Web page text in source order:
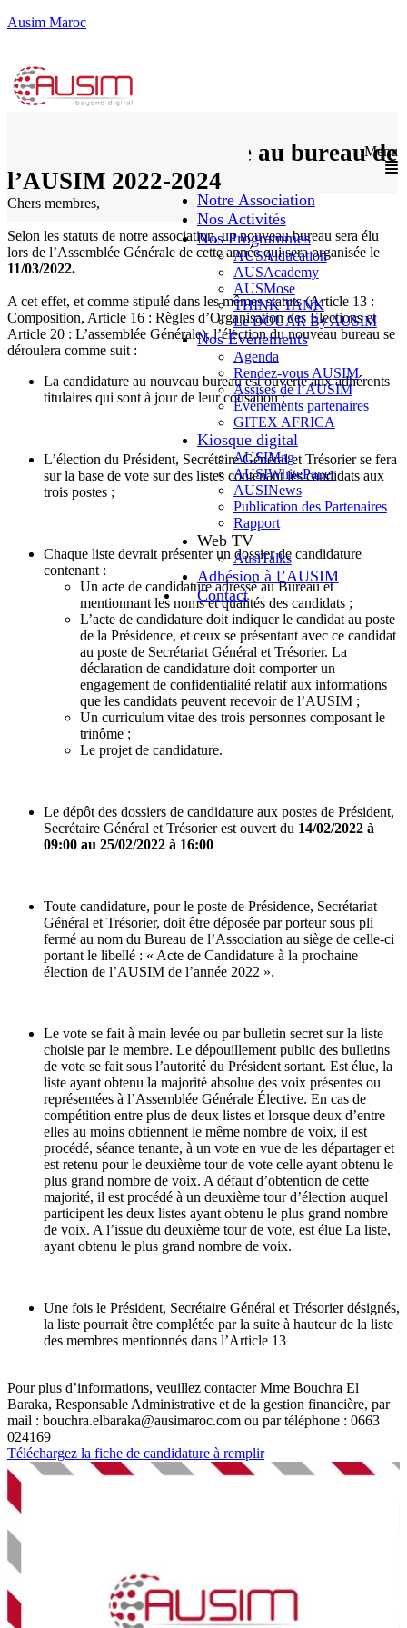
Ausim Maroc
Menu
Notre Association
Nos Activités
Nos Programmes
AUSAiducation
AUSAcademy
AUSMose
THINK TANK
Le DOUAR By AUSIM
Nos Événements
Agenda
Rendez-vous AUSIM
Assises de l’AUSIM
Événements partenaires
GITEX AFRICA
Kiosque digital
AUSIMag
AUSIWhitePaper
AUSINews
Publication des Partenaires
Rapport
Web TV
AusiTalks
Adhésion à l’AUSIM
Contact
Appel à candidature au bureau de
l’AUSIM 2022-2024
Chers membres,
Selon les statuts de notre association, un nouveau bureau sera élu
lors de l’Assemblée Générale de cette année qui sera organisée le
11/03/2022.
A cet effet, et comme stipulé dans les mêmes statuts (Article 13 :
Composition, Article 16 : Règles d’Organisation des Élections et
Article 20 : L’assemblée Générale), l’élection du nouveau bureau se
déroulera comme suit :
La candidature au nouveau bureau est ouverte aux adhérents
titulaires qui sont à jour de leur cotisation ;
L’élection du Président, Secrétaire Général et Trésorier se fera
sur la base de vote sur des listes contenant les candidats aux
trois postes ;
Chaque liste devrait présenter un dossier de candidature
contenant :
Un acte de candidature adressé au Bureau et
mentionnant les noms et qualités des candidats ;
L’acte de candidature doit indiquer le candidat au poste
de la Présidence, et ceux se présentant avec ce candidat
au poste de Secrétariat Général et Trésorier. La
déclaration de candidature doit comporter un
engagement de confidentialité relatif aux informations
que les candidats peuvent recevoir de l’AUSIM ;
Un curriculum vitae des trois personnes composant le
trinôme ;
Le projet de candidature.
Le dépôt des dossiers de candidature aux postes de Président,
Secrétaire Général et Trésorier est ouvert du 14/02/2022 à
09:00 au 25/02/2022 à 16:00
Toute candidature, pour le poste de Présidence, Secrétariat
Général et Trésorier, doit être déposée par porteur sous pli
fermé au nom du Bureau de l’Association au siège de celle-ci
portant le libellé : « Acte de Candidature à la prochaine
élection de l’AUSIM de l’année 2022 ».
Le vote se fait à main levée ou par bulletin secret sur la liste
choisie par le membre. Le dépouillement public des bulletins
de vote se fait sous l’autorité du Président sortant. Est élue, la
liste ayant obtenu la majorité absolue des voix présentes ou
représentées à l’Assemblée Générale Élective. En cas de
compétition entre plus de deux listes et lorsque deux d’entre
elles au moins obtiennent le même nombre de voix, il est
procédé, séance tenante, à un vote en vue de les départager et
est retenu pour le deuxième tour de vote celle ayant obtenu le
plus grand nombre de voix. A défaut d’obtention de cette
majorité, il est procédé à un deuxième tour d’élection auquel
participent les deux listes ayant obtenu le plus grand nombre
de voix. A l’issue du deuxième tour de vote, est élue La liste,
ayant obtenu le plus grand nombre de voix.
Une fois le Président, Secrétaire Général et Trésorier désignés,
la liste pourrait être complétée par la suite à hauteur de la liste
des membres mentionnés dans l’Article 13
Pour plus d’informations, veuillez contacter Mme Bouchra El
Baraka, Responsable Administrative et de la gestion financière, par
mail : bouchra.elbaraka@ausimaroc.com ou par téléphone : 0663
024169
Téléchargez la fiche de candidature à remplir